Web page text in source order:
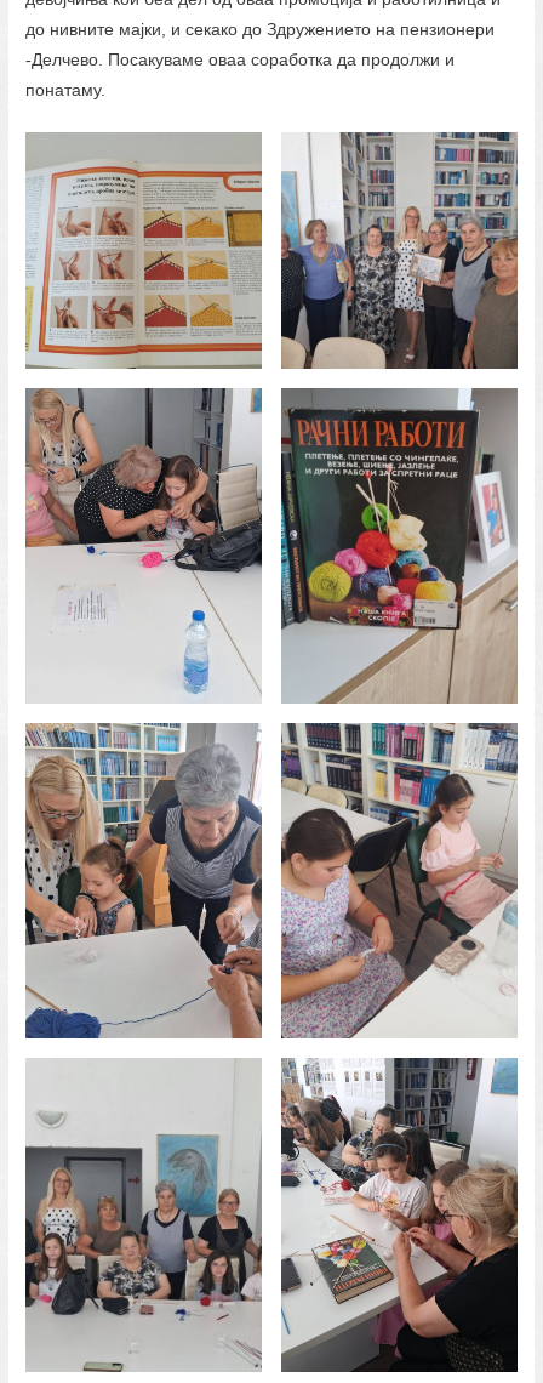
до нивните мајки, и секако до Здружението на пензионери
-Делчево. Посакуваме оваа соработка да продолжи и
понатаму.